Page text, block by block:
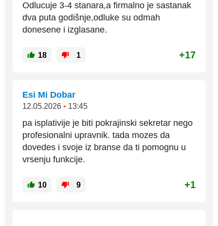
Odlucuje 3-4 stanara,a firmalno je sastanak
dva puta godišnje,odluke su odmah
donesene i izglasane.
18 1 +17
Esi Mi Dobar
12.05.2026 • 13:45
pa isplativije je biti pokrajinski sekretar nego
profesionalni upravnik. tada mozes da
dovedes i svoje iz branse da ti pomognu u
vrsenju funkcije.
10 9 +1